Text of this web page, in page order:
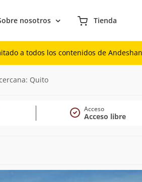
nosotros Tienda
a todos los contenidos de
Quito
Acceso
Acceso libre